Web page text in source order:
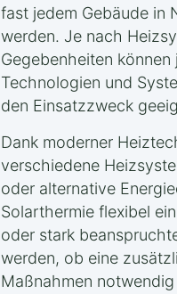
fast jedem Gebäude in
werden. Je nach
Gegebenheiten
Technologien und
den Einsatzzweck
Dank moderner
verschiedene
oder alternative
Solarthermie flexibel
oder stark
werden, ob eine
Maßnahmen